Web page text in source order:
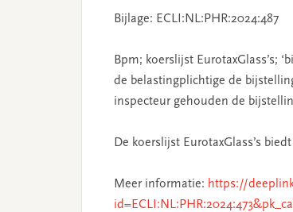
Bijlage: ECLI:NL:PHR:2024:487
Bpm; koerslijst EurotaxGlass’s;
de belastingplichtige de
inspecteur gehouden de
De koerslijst EurotaxGlass’s
Meer informatie: https://